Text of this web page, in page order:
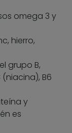
omega 3 y
hierro,
grupo B,
B6
y
es